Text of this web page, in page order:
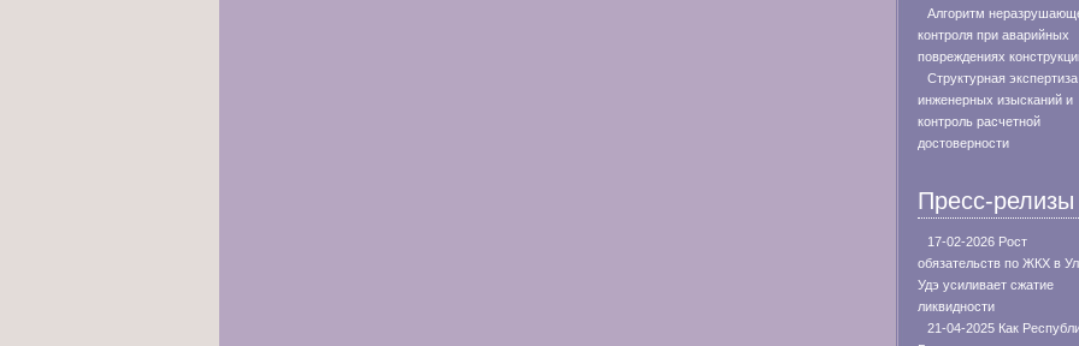
Алгоритм
контроля при аварийных
повреждениях
Структурная экспертиза
инженерных изысканий и
контроль расчетной
достоверности
Пресс-релизы
17-02-2026 Рост
обязательств по ЖКХ в
Удэ усиливает сжатие
ликвидности
21-04-2025 Как